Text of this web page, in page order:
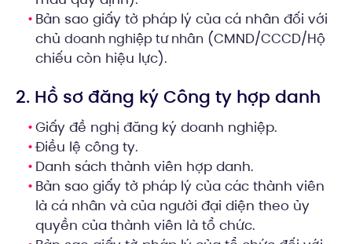
Bản sao giấy tờ pháp lý của cá nhân đối với
chủ doanh nghiệp tư nhân (CMND/CCCD/Hộ
chiếu còn hiệu lực).
2. Hồ sơ đăng ký Công ty hợp danh
Giấy đề nghị đăng ký doanh nghiệp.
Điều lệ công ty.
Danh sách thành viên hợp danh.
Bản sao giấy tờ pháp lý của các thành viên
là cá nhân và của người đại diện theo ủy
quyền của thành viên là tổ chức.